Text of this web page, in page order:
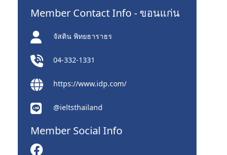
Member Contact Info - ขอนแก่น
จัสติน พิทยธาราธร
04-332-1331
https://www.idp.com/
@ieltsthailand
Member Social Info